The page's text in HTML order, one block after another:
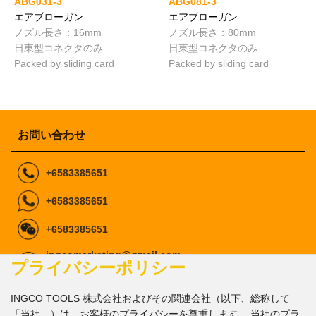
エアブローガン
ノズル長さ：16mm
日東型コネクタのみ
Packed by sliding card
エアブローガン
ノズル長さ：80mm
日東型コネクタのみ
Packed by sliding card
お問い合わせ
+6583385651
+6583385651
+6583385651
ingcomarketing@gmail.com
marketing1@ingco.com
info@ingco.com
私たちに従ってくださ
プライバシーポリシー
INGCO TOOLS 株式会社およびその関連会社（以下、総称して